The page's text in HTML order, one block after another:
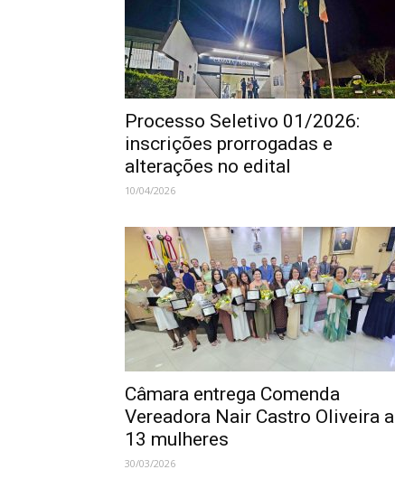
Processo Seletivo 01/2026:
inscrições prorrogadas e
alterações no edital
10/04/2026
Câmara entrega Comenda
Vereadora Nair Castro Oliveira a
13 mulheres
30/03/2026